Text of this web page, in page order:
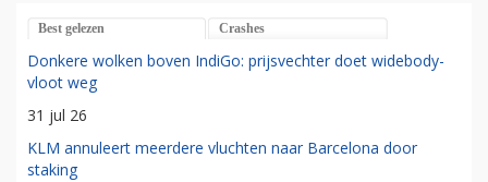
Best gelezen Crashes
Donkere wolken boven IndiGo: prijsvechter doet widebody-
vloot weg
31 jul 26
KLM annuleert meerdere vluchten naar Barcelona door
staking